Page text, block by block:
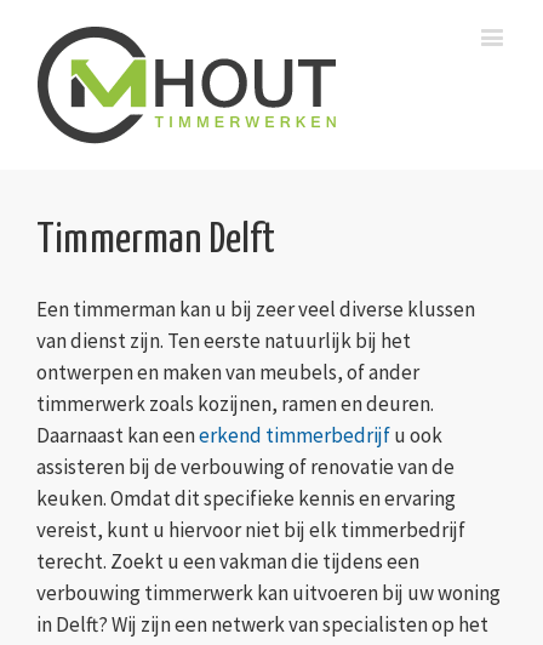
Timmerman Delft
Een timmerman kan u bij zeer veel diverse klussen
van dienst zijn. Ten eerste natuurlijk bij het
ontwerpen en maken van meubels, of ander
timmerwerk zoals kozijnen, ramen en deuren.
Daarnaast kan eenerkend timmerbedrijfu ook
assisteren bij de verbouwing of renovatie van de
keuken. Omdat dit specifieke kennis en ervaring
vereist, kunt u hiervoor niet bij elk timmerbedrijf
terecht. Zoekt u een vakman die tijdens een
verbouwing timmerwerk kan uitvoeren bij uw woning
in Delft? Wij zijn een netwerk van specialisten op het